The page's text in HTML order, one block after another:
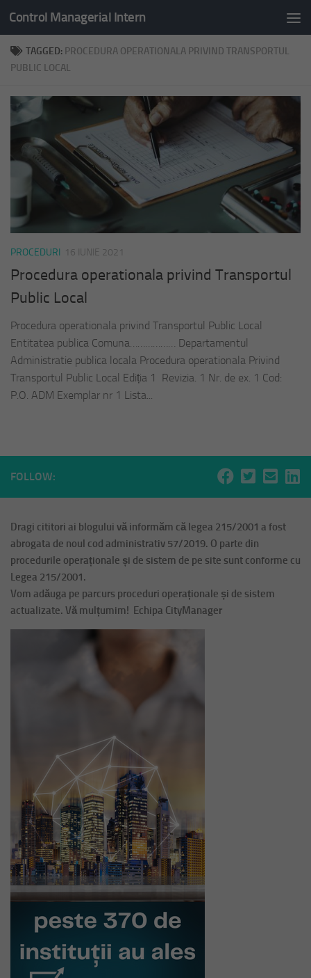
Skip to content
Control Managerial Intern
TAGGED: PROCEDURA OPERATIONALA PRIVIND TRANSPORTUL
PUBLIC LOCAL
PROCEDURI 16 IUNIE 2021
Procedura operationala privind Transportul
Public Local
Procedura operationala privind Transportul Public Local
Entitatea publica Comuna……………… Departamentul
Administratie publica locala Procedura operationala Privind
Transportul Public Local Ediția 1 Revizia. 1 Nr. de ex. 1 Cod:
P.O. ADM Exemplar nr 1 Lista...
FOLLOW:
Dragi cititori ai blogului vă informăm că legea 215/2001 a fost
abrogata de noul cod administrativ 57/2019. O parte din
procedurile operaționale și de sistem de pe site sunt conforme cu
Legea 215/2001.
Vom adăuga pe parcurs proceduri operaționale și de sistem
actualizate. Vă mulțumim! Echipa CityManager